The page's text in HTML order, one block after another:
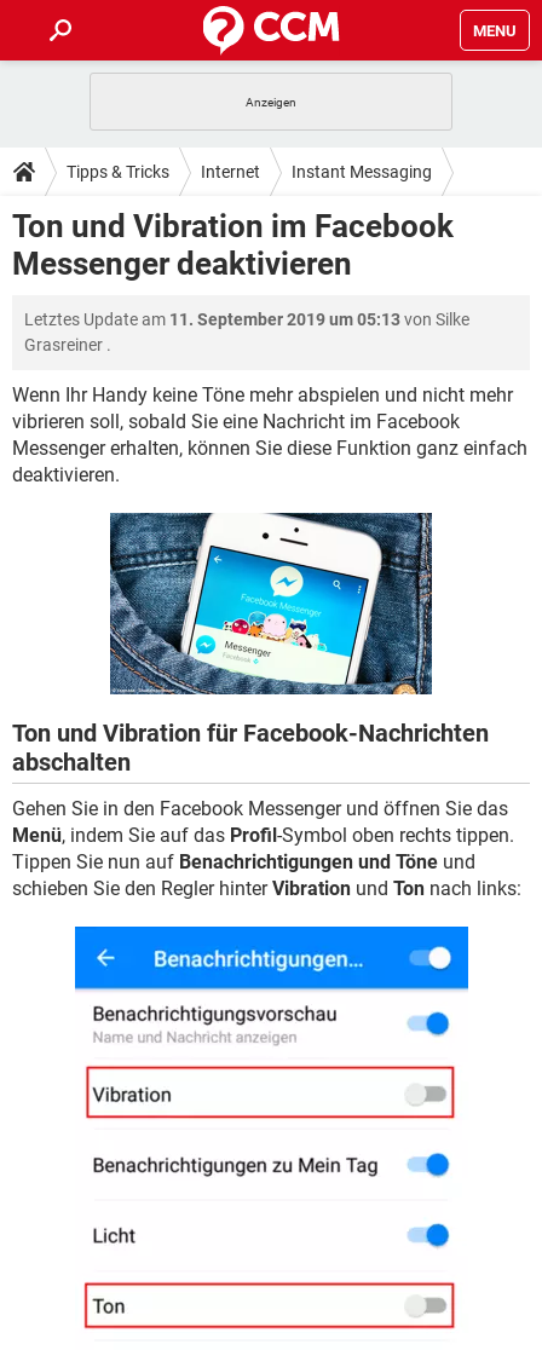
MENU
ANDROID IOS
WINDOWS 10 INSTAGRAM
WHATSAPP TIKTOK
TIPPS & TRICKS
SPIELE
ANDROID IOS
WHATSAPP TIKTOK
DOWNLOADS
SPIELE STREAMING
WINDOWS 10
WHATSAPP TIKTOK
FACEBOOK HARDWARE
FORUM
SPIELE STREAMING
WINDOWS 10 INSTAGRAM
WHATSAPP TIKTOK
LEXIKON
SPIELE STREAMING
ANDROID IOS
WINDOWS 10
HARDWARE
Tipps & Tricks Internet Instant Messaging
Facebook Messenger
Ton und Vibration im Facebook
Messenger deaktivieren
Letztes Update am 11. September 2019 um 05:13von Silke
Grasreiner .
Wenn Ihr Handy keine Töne mehr abspielen und nicht mehr
vibrieren soll, sobald Sie eine Nachricht im Facebook
Messenger erhalten, können Sie diese Funktion ganz einfach
deaktivieren.
Ton und Vibration für Facebook-Nachrichten
abschalten
Gehen Sie in den Facebook Messenger und öffnen Sie das
Menü, indem Sie auf das Profil-Symbol oben rechts tippen.
Tippen Sie nun auf Benachrichtigungen und Töne und
schieben Sie den Regler hinterVibration und Ton nach links: